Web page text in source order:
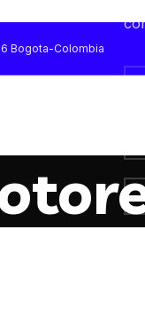
Bogota-Colombia